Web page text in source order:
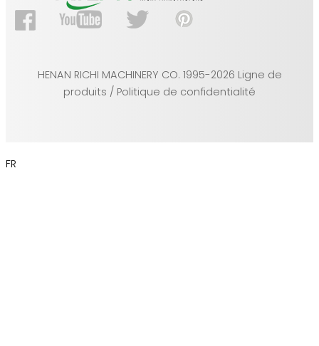
HENAN RICHI MACHINERY CO. 1995-2026 Ligne de
produits / Politique de confidentialité
FR